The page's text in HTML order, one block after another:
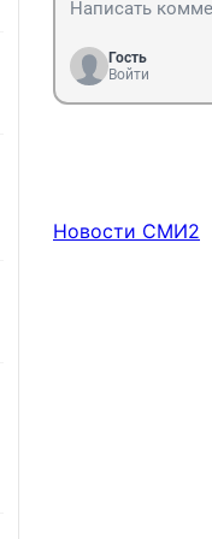
Гость
Войти
Новости СМИ2